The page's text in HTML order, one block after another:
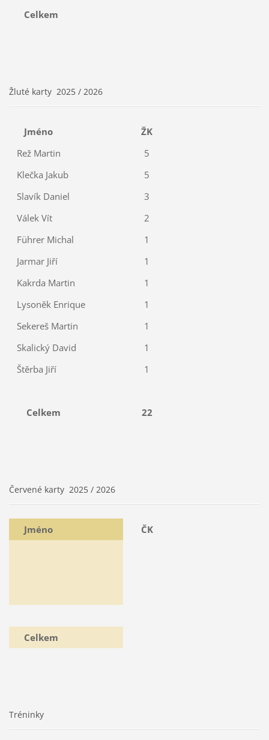
Celkem
Žluté karty 2025 / 2026
Jméno
ŽK
Rež Martin
5
Klečka Jakub
5
Slavík Daniel
3
Válek Vít
2
Führer Michal
1
Jarmar Jiří
1
Kakrda Martin
1
Lysoněk Enrique
1
Sekereš Martin
1
Skalický David
1
Štěrba Jiří
1
Celkem 22
Červené karty 2025 / 2026
Jméno ČK
Celkem
Tréninky